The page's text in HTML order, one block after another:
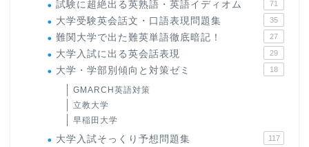
試験に超絶出る英熟語・英語イディオム 71
大学受験英会話文・口語表現問題集 35
難関大学で出た難英単語徹底暗記！ 27
大学入試に出る英会話表現 29
大学・学部別傾向と対策ゼミ 18
GMARCH英語対策
立教大学
早稲田大学
大学入試そっくり予想問題集 117